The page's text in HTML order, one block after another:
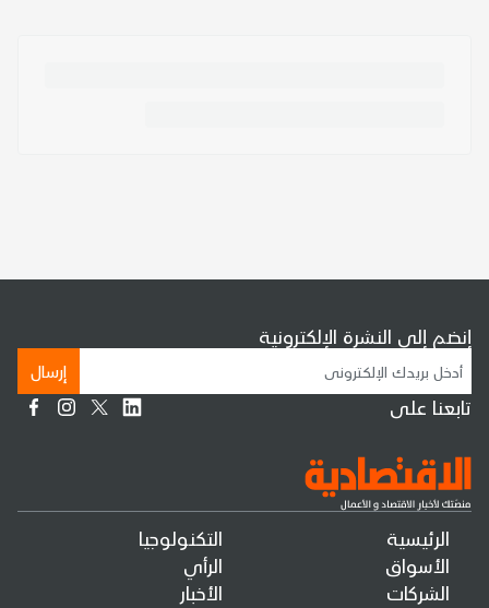
الرئيسية
الأسواق
الشركات
التكنولوجيا
الرأي
الأخبار
إنضم إلى النشرة الإلكترونية
إرسال
تابعنا على